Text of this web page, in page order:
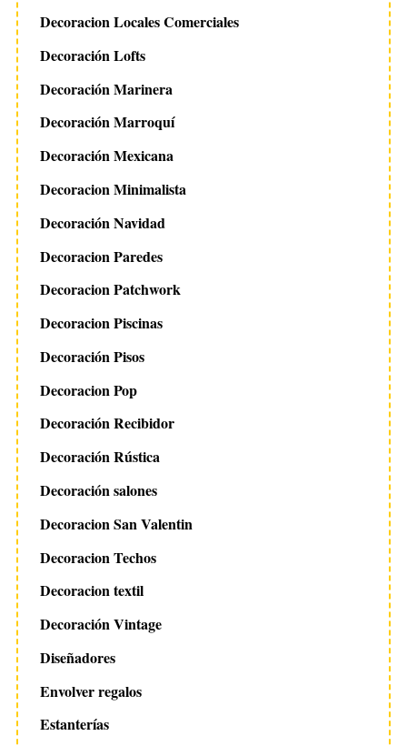
Decoracion Locales Comerciales
Decoración Lofts
Decoración Marinera
Decoración Marroquí
Decoración Mexicana
Decoracion Minimalista
Decoración Navidad
Decoracion Paredes
Decoracion Patchwork
Decoracion Piscinas
Decoración Pisos
Decoracion Pop
Decoración Recibidor
Decoración Rústica
Decoración salones
Decoracion San Valentin
Decoracion Techos
Decoracion textil
Decoración Vintage
Diseñadores
Envolver regalos
Estanterías